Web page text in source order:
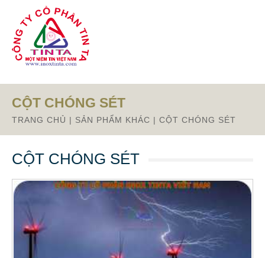
Từ mục này trở xuống là mã nguồn Zalo
CỘT CHÓNG SÉT
TRANG CHỦ | SẢN PHẨM KHÁC | CỘT CHÓNG SÉT
CỘT CHÓNG SÉT